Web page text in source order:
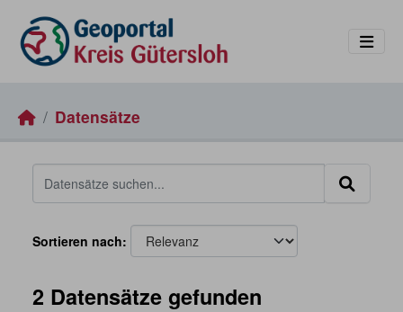
Datensätze
Sortieren nach
2 Datensätze gefunden